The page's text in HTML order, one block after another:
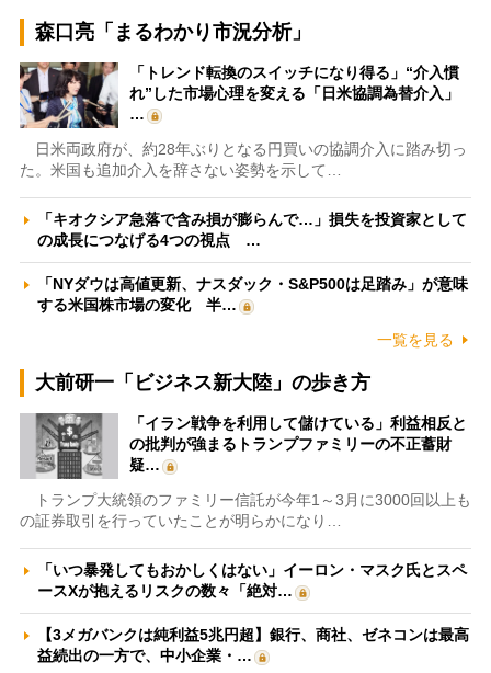
森口亮「まるわかり市況分析」
「トレンド転換のスイッチになり得る」“介入慣
れ”した市場心理を変える「日米協調為替介入」
…
日米両政府が、約28年ぶりとなる円買いの協調介入に踏み切っ
た。米国も追加介入を辞さない姿勢を示して…
「キオクシア急落で含み損が膨らんで…」損失を投資家として
の成長につなげる4つの視点 …
「NYダウは高値更新、ナスダック・S&P500は足踏み」が意味
する米国株市場の変化 半…
一覧を見る
大前研一「ビジネス新大陸」の歩き方
「イラン戦争を利用して儲けている」利益相反と
の批判が強まるトランプファミリーの不正蓄財
疑…
トランプ大統領のファミリー信託が今年1～3月に3000回以上も
の証券取引を行っていたことが明らかになり…
「いつ暴発してもおかしくはない」イーロン・マスク氏とスペ
ースXが抱えるリスクの数々「絶対…
【3メガバンクは純利益5兆円超】銀行、商社、ゼネコンは最高
益続出の一方で、中小企業・…